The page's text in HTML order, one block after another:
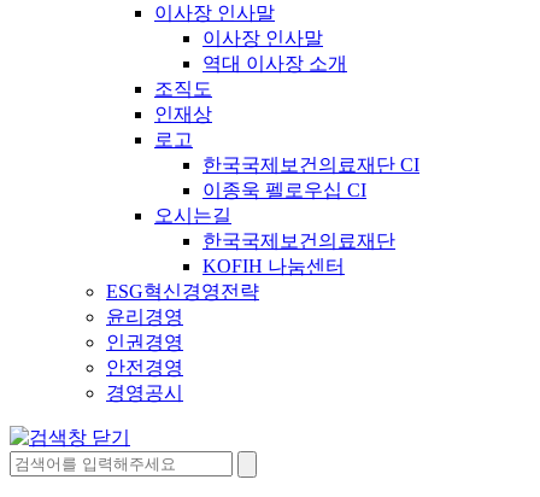
이사장 인사말
이사장 인사말
역대 이사장 소개
조직도
인재상
로고
한국국제보건의료재단 CI
이종욱 펠로우십 CI
오시는길
한국국제보건의료재단
KOFIH 나눔센터
ESG혁신경영전략
윤리경영
인권경영
안전경영
경영공시